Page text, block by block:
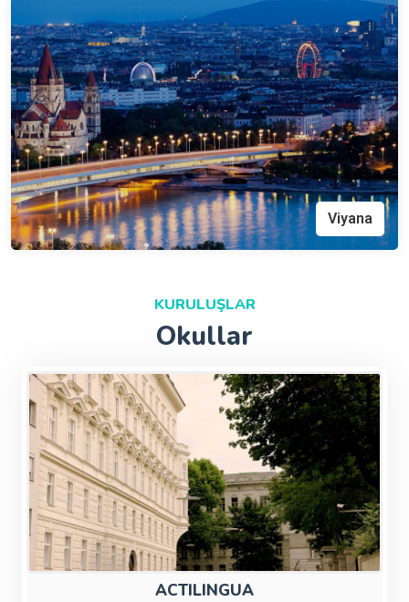
Viyana
KURULUŞLAR
Okullar
ACTILINGUA